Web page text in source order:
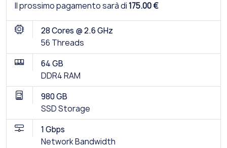
Il prossimo pagamento sarà di175.00 €
28 Cores @ 2.6 GHz
56 Threads
64 GB
DDR4 RAM
980 GB
SSD Storage
1 Gbps
Network Bandwidth